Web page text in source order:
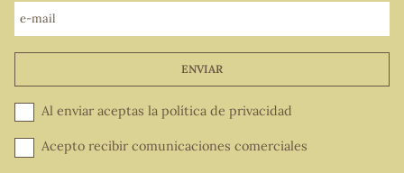
e-mail
ENVIAR
Al enviar aceptas la política de privacidad
Acepto recibir comunicaciones comerciales